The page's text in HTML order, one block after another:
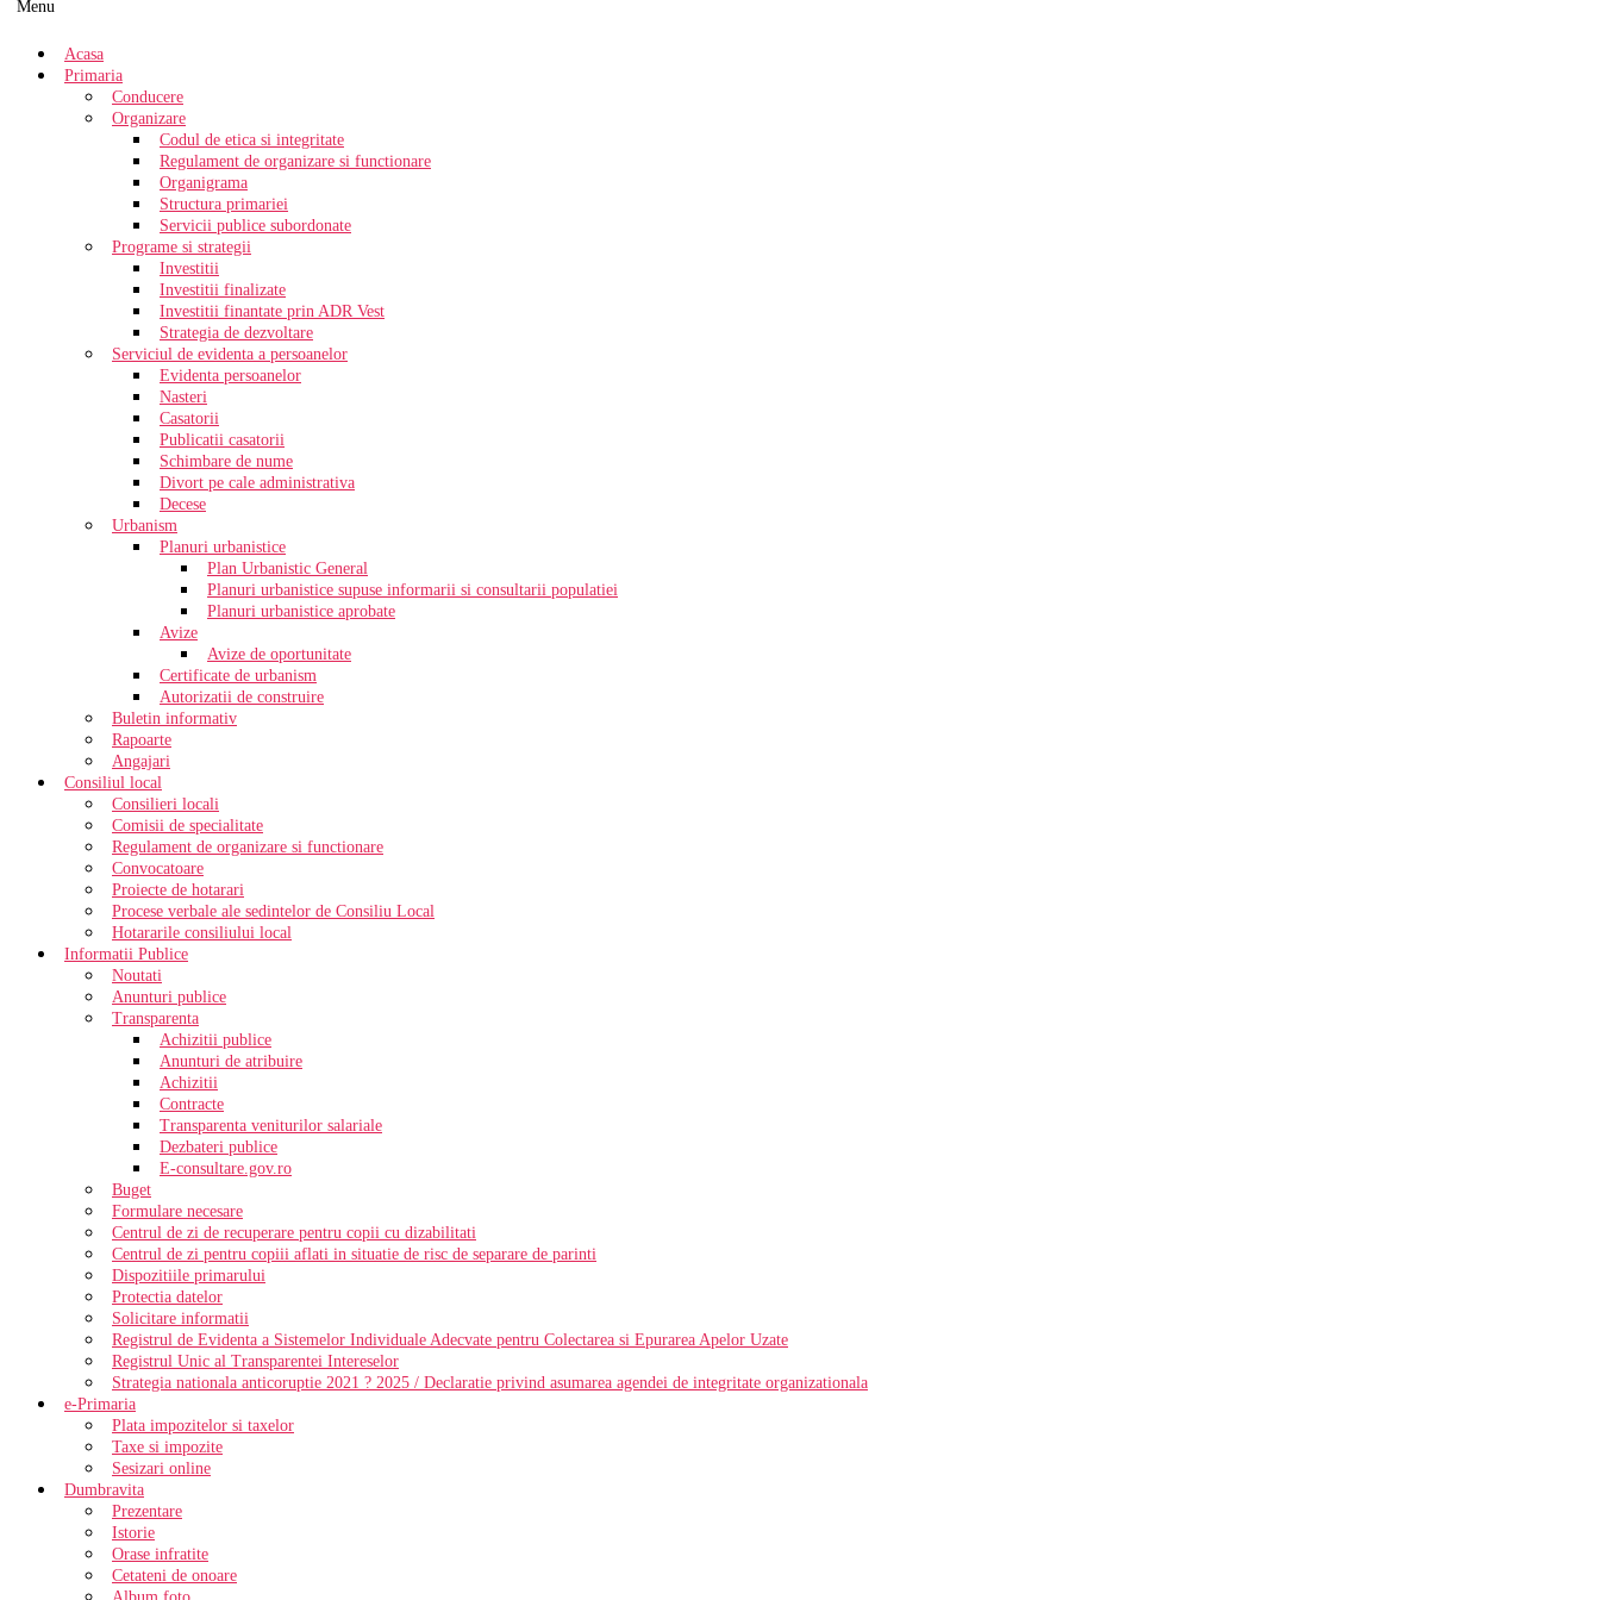
Menu
Acasa
Primaria
Conducere
Organizare
Codul de etica si integritate
Regulament de organizare si functionare
Organigrama
Structura primariei
Servicii publice subordonate
Programe si strategii
Investitii
Investitii finalizate
Investitii finantate prin ADR Vest
Strategia de dezvoltare
Serviciul de evidenta a persoanelor
Evidenta persoanelor
Nasteri
Casatorii
Publicatii casatorii
Schimbare de nume
Divort pe cale administrativa
Decese
Urbanism
Planuri urbanistice
Plan Urbanistic General
Planuri urbanistice supuse informarii si consultarii populatiei
Planuri urbanistice aprobate
Avize
Avize de oportunitate
Certificate de urbanism
Autorizatii de construire
Buletin informativ
Rapoarte
Angajari
Consiliul local
Consilieri locali
Comisii de specialitate
Regulament de organizare si functionare
Convocatoare
Proiecte de hotarari
Procese verbale ale sedintelor de Consiliu Local
Hotararile consiliului local
Informatii Publice
Noutati
Anunturi publice
Transparenta
Achizitii publice
Anunturi de atribuire
Achizitii
Contracte
Transparenta veniturilor salariale
Dezbateri publice
E-consultare.gov.ro
Buget
Formulare necesare
Centrul de zi de recuperare pentru copii cu dizabilitati
Centrul de zi pentru copiii aflati in situatie de risc de separare de parinti
Dispozitiile primarului
Protectia datelor
Solicitare informatii
Registrul de Evidenta a Sistemelor Individuale Adecvate pentru Colectarea si Epurarea Apelor Uzate
Registrul Unic al Transparentei Intereselor
Strategia nationala anticoruptie 2021 ? 2025 / Declaratie privind asumarea agendei de integritate organizationala
e-Primaria
Plata impozitelor si taxelor
Taxe si impozite
Sesizari online
Dumbravita
Prezentare
Istorie
Orase infratite
Cetateni de onoare
Album foto